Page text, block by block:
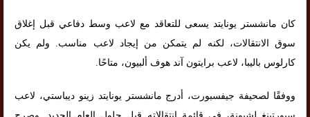
كان مانشستر يونايتد يسعى للتعاقد مع لاعب وسط دفاعي قبل إغلاق
سوق الانتقالات، لكنه لم يتمكن من إيجاد لاعب مناسب. ولم يكن
كارلوس باليبا، لاعب برايتون آند هوف ألبيون، متاحًا.
ووفقًا لصحيفة جيفسبورت، أدرج مانشستر يونايتد زينو ديباستي، لاعب